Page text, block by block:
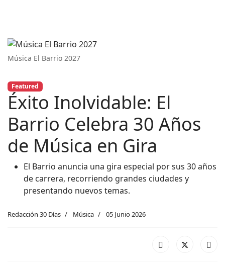
Música El Barrio 2027
Featured
Éxito Inolvidable: El
Barrio Celebra 30 Años
de Música en Gira
El Barrio anuncia una gira especial por sus 30 años
de carrera, recorriendo grandes ciudades y
presentando nuevos temas.
Redacción 30 Días Música 05 Junio 2026